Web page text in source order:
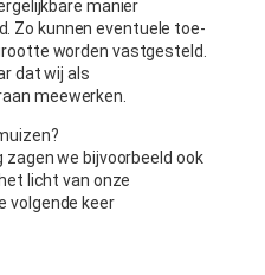
manier
Zo kunnen eventuele toe-
worden vastgesteld.
dat wij als
meewerken.
zagen we bijvoorbeeld ook
licht van onze
volgende keer